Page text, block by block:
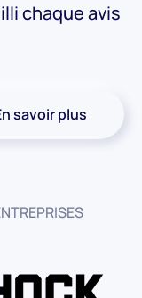
chaque avis
savoir plus